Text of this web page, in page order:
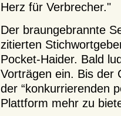
Herz für Verbrecher."
Der braungebrannte
zitierten
Pocket-Haider. Bald
Vorträgen ein. Bis der
der “konkurrierenden
Plattform mehr zu